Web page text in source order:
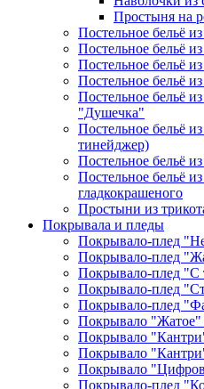
Простыня на
Постельное бельё
Постельное бельё
Постельное бельё
Постельное бельё из
Постельное бельё
"Душечка"
Постельное бельё
тинейджер)
Постельное бельё
Постельное бельё
гладкокрашеного
Простыни из
Покрывала и пледы
Покрывало-плед
Покрывало-плед
Покрывало-плед "С
Покрывало-плед
Покрывало-плед
Покрывало "Жатое"
Покрывало
Покрывало
Покрывало
Покрывало-плед